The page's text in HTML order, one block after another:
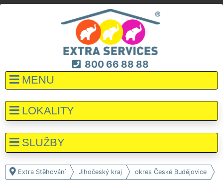
800 66 88 88
MENU
Extra Stěhování Jihočeský kraj okres České Budějovice
LOKALITY
SLUŽBY